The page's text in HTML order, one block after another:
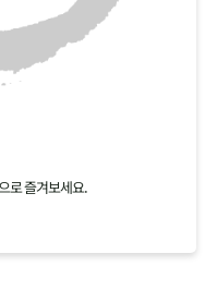
로 즐겨보세요.